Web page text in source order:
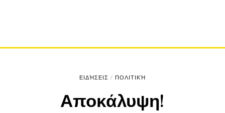
ΕΙΔΉΣΕΙΣ / ΠΟΛΙΤΙΚΉ
Αποκάλυψη!